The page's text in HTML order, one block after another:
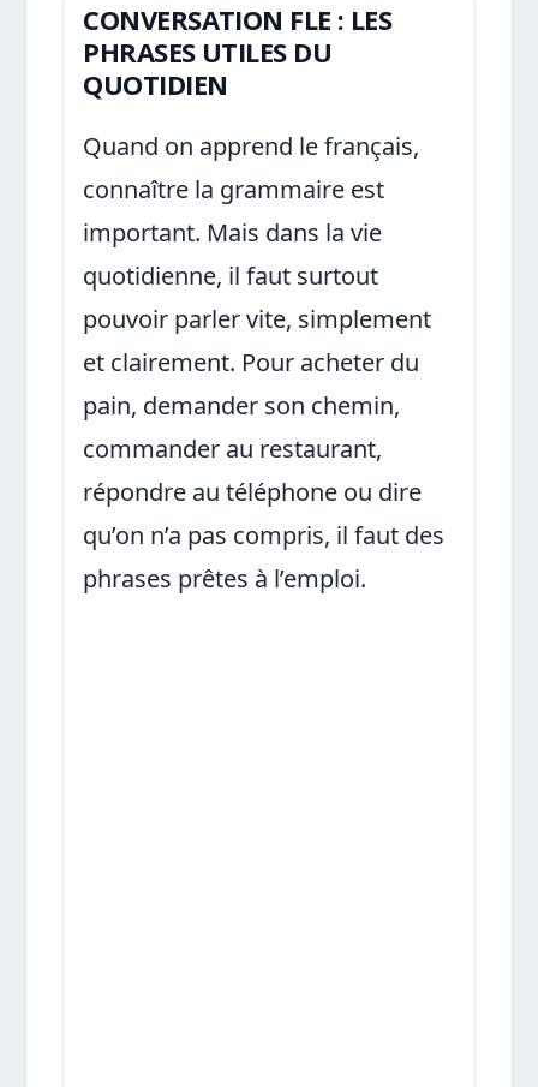
CONVERSATION FLE : LES
PHRASES UTILES DU
QUOTIDIEN
Quand on apprend le français,
connaître la grammaire est
important. Mais dans la vie
quotidienne, il faut surtout
pouvoir parler vite, simplement
et clairement. Pour acheter du
pain, demander son chemin,
commander au restaurant,
répondre au téléphone ou dire
qu’on n’a pas compris, il faut des
phrases prêtes à l’emploi.